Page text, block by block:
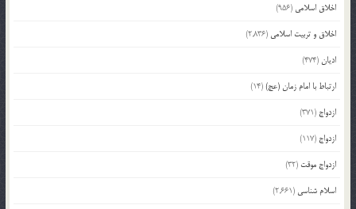
اخلاق اسلامی (956)
اخلاق و تربیت اسلامی (2,836)
ادیان(474)
ارتباط با امام زمان (عج)(14)
ازدواج (371)
ازدواج (117)
ازدواج موقت (32)
اسلام شناسی (2,661)